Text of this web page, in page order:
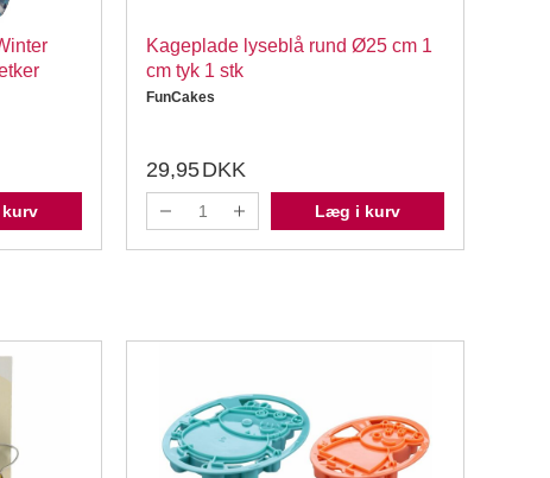
Kageplade lyseblå rund Ø25 cm 1
cm tyk 1 stk
FunCakes
29,95DKK
Læg i kurv